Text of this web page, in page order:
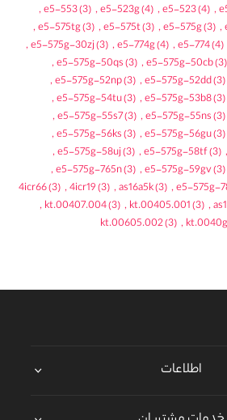
,
e5-523(4)
,
e5-523g(4)
,
e5-553(3)
,
,
e5-575g(3)
,
e5-575t(3)
,
e5-575tg(3)
,
e5-774(4)
,
e5-774g(4)
,
e5-575g-30zj(3)
,
e5-575g-50cb(3)
,
e5-575g-50qs(3)
,
e5-575g-52dd(3)
,
e5-575g-52np(3)
,
e5-575g-53b8(3)
,
e5-575g-54tu(3)
,
e5-575g-55ns(3)
,
e5-575g-55s7(3)
,
e5-575g-56gu(3)
,
e5-575g-56ks(3)
,
,
e5-575g-58tf(3)
,
e5-575g-58uj(3)
,
e5-575g-59gv(3)
,
e5-575g-765n(3)
,
e5-575g-
,
as16a5k(3)
,
4icr19(3)
,
4icr66(3)
,
kt.00405.001(3)
,
kt.00407.004(3)
,
,
kt.00605.002(3)
اطلاعات